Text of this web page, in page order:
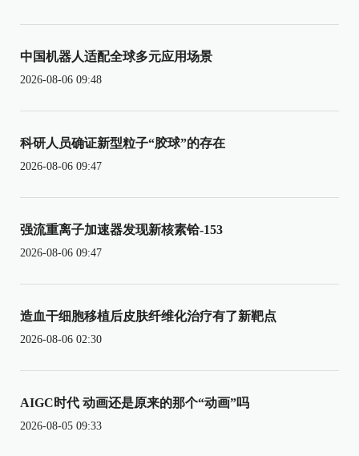
中国机器人适配全球多元应用场景
2026-08-06 09:48
科研人员确证新型粒子“胶球”的存在
2026-08-06 09:47
强流重离子加速器发现新核素铪-153
2026-08-06 09:47
造血干细胞移植后皮肤纤维化治疗有了新靶点
2026-08-06 02:30
AIGC时代 动画还是原来的那个“动画”吗
2026-08-05 09:33